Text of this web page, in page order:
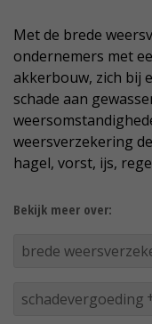
Met de brede
ondernemers met
akkerbouw, zich bij
schade aan
weersverzekering
hagel, vorst, ijs,
Bekijk meer over:
brede
schadevergoeding